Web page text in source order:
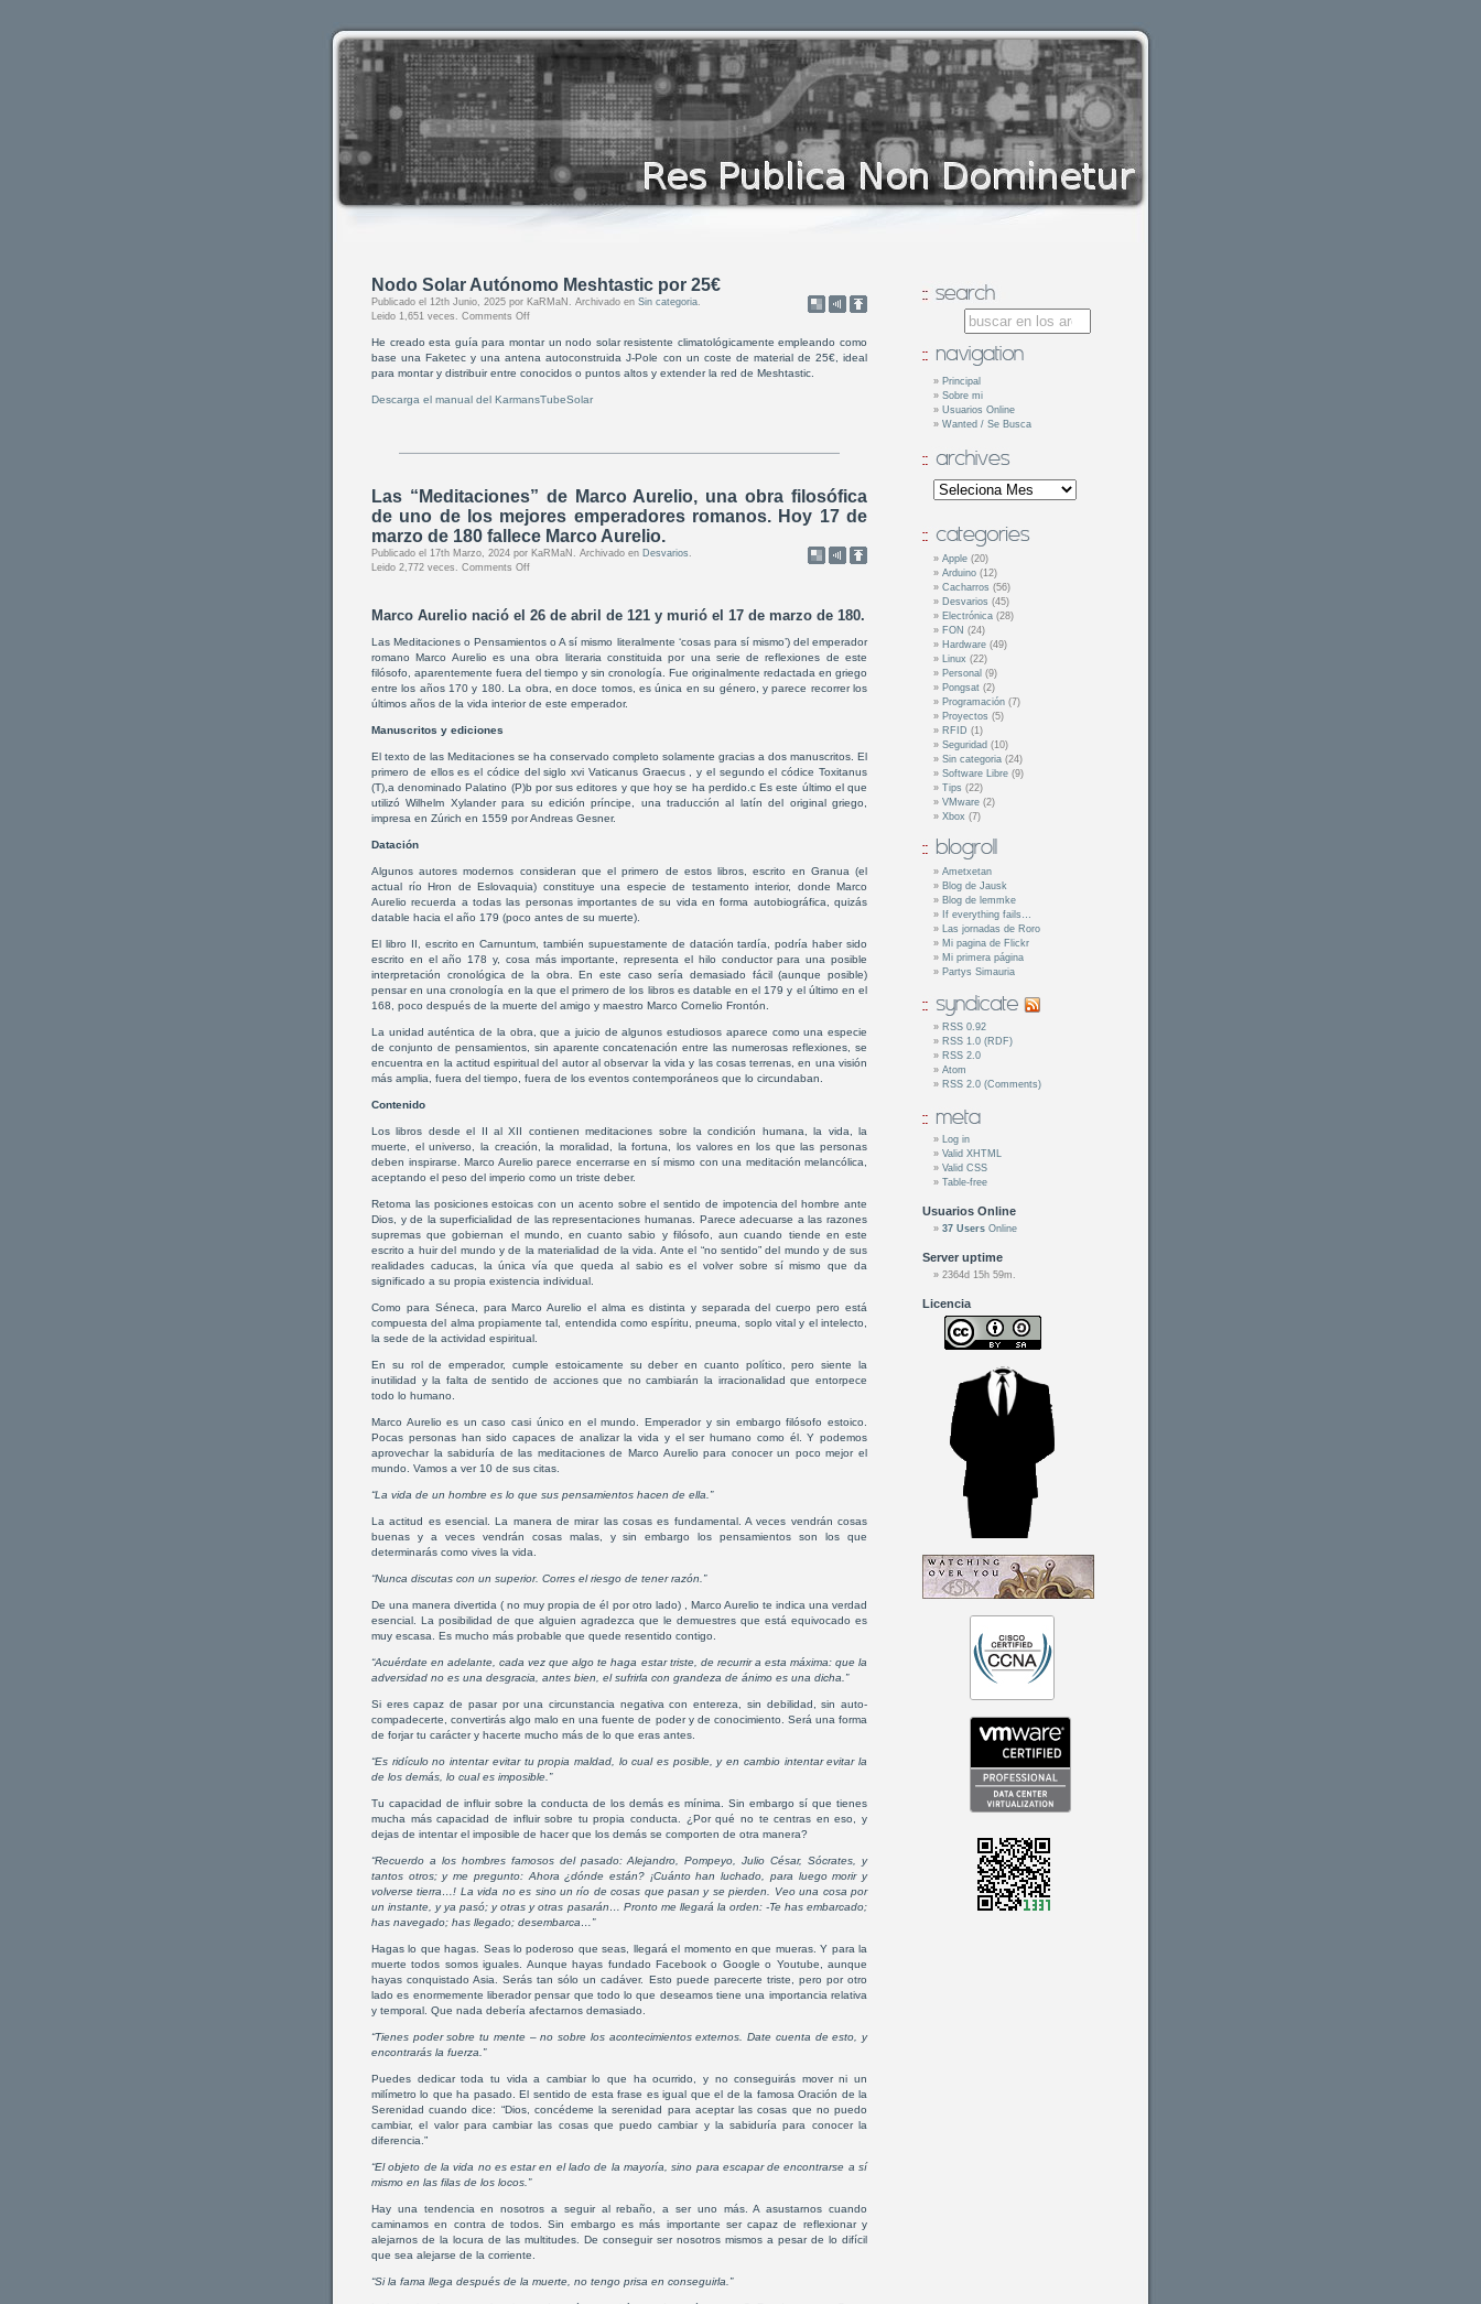
Nodo Solar Autónomo Meshtastic por 25€
Publicado el 12th Junio, 2025 por KaRMaN. Archivado en Sin categoria.
Leido 1,651 veces. Comments Off
He creado esta guía para montar un nodo solar resistente climatológicamente empleando como
base una Faketec y una antena autoconstruida J-Pole con un coste de material de 25€, ideal
para montar y distribuir entre conocidos o puntos altos y extender la red de Meshtastic.
Descarga el manual del KarmansTubeSolar
Las “Meditaciones” de Marco Aurelio, una obra filosófica
de uno de los mejores emperadores romanos. Hoy 17 de
marzo de 180 fallece Marco Aurelio.
Publicado el 17th Marzo, 2024 por KaRMaN. Archivado en Desvarios .
Leido 2,772 veces. Comments Off
Marco Aurelio nació el 26 de abril de 121 y murió el 17 de marzo de 180.
Las Meditaciones o Pensamientos o A sí mismo literalmente ‘cosas para sí mismo’) del emperador
romano Marco Aurelio es una obra literaria constituida por una serie de reflexiones de este
filósofo, aparentemente fuera del tiempo y sin cronología. Fue originalmente redactada en griego
entre los años 170 y 180. La obra, en doce tomos, es única en su género, y parece recorrer los
últimos años de la vida interior de este emperador.
Manuscritos y ediciones
El texto de las Meditaciones se ha conservado completo solamente gracias a dos manuscritos. El
primero de ellos es el códice del siglo xvi Vaticanus Graecus , y el segundo el códice Toxitanus
(T),a denominado Palatino (P)b por sus editores y que hoy se ha perdido.c Es este último el que
utilizó Wilhelm Xylander para su edición príncipe, una traducción al latín del original griego,
impresa en Zúrich en 1559 por Andreas Gesner.
Datación
Algunos autores modernos consideran que el primero de estos libros, escrito en Granua (el
actual río Hron de Eslovaquia) constituye una especie de testamento interior, donde Marco
Aurelio recuerda a todas las personas importantes de su vida en forma autobiográfica, quizás
datable hacia el año 179 (poco antes de su muerte).
El libro II, escrito en Carnuntum, también supuestamente de datación tardía, podría haber sido
escrito en el año 178 y, cosa más importante, representa el hilo conductor para una posible
interpretación cronológica de la obra. En este caso sería demasiado fácil (aunque posible)
pensar en una cronología en la que el primero de los libros es datable en el 179 y el último en el
168, poco después de la muerte del amigo y maestro Marco Cornelio Frontón.
La unidad auténtica de la obra, que a juicio de algunos estudiosos aparece como una especie
de conjunto de pensamientos, sin aparente concatenación entre las numerosas reflexiones, se
encuentra en la actitud espiritual del autor al observar la vida y las cosas terrenas, en una visión
más amplia, fuera del tiempo, fuera de los eventos contemporáneos que lo circundaban.
Contenido
Los libros desde el II al XII contienen meditaciones sobre la condición humana, la vida, la
muerte, el universo, la creación, la moralidad, la fortuna, los valores en los que las personas
deben inspirarse. Marco Aurelio parece encerrarse en sí mismo con una meditación melancólica,
aceptando el peso del imperio como un triste deber.
Retoma las posiciones estoicas con un acento sobre el sentido de impotencia del hombre ante
Dios, y de la superficialidad de las representaciones humanas. Parece adecuarse a las razones
supremas que gobiernan el mundo, en cuanto sabio y filósofo, aun cuando tiende en este
escrito a huir del mundo y de la materialidad de la vida. Ante el “no sentido” del mundo y de sus
realidades caducas, la única vía que queda al sabio es el volver sobre sí mismo que da
significado a su propia existencia individual.
Como para Séneca, para Marco Aurelio el alma es distinta y separada del cuerpo pero está
compuesta del alma propiamente tal, entendida como espíritu, pneuma, soplo vital y el intelecto,
la sede de la actividad espiritual.
En su rol de emperador, cumple estoicamente su deber en cuanto político, pero siente la
inutilidad y la falta de sentido de acciones que no cambiarán la irracionalidad que entorpece
todo lo humano.
Marco Aurelio es un caso casi único en el mundo. Emperador y sin embargo filósofo estoico.
Pocas personas han sido capaces de analizar la vida y el ser humano como él. Y podemos
aprovechar la sabiduría de las meditaciones de Marco Aurelio para conocer un poco mejor el
mundo. Vamos a ver 10 de sus citas.
“La vida de un hombre es lo que sus pensamientos hacen de ella.”
La actitud es esencial. La manera de mirar las cosas es fundamental. A veces vendrán cosas
buenas y a veces vendrán cosas malas, y sin embargo los pensamientos son los que
determinarás como vives la vida.
“Nunca discutas con un superior. Corres el riesgo de tener razón.”
De una manera divertida ( no muy propia de él por otro lado) , Marco Aurelio te indica una verdad
esencial. La posibilidad de que alguien agradezca que le demuestres que está equivocado es
muy escasa. Es mucho más probable que quede resentido contigo.
“Acuérdate en adelante, cada vez que algo te haga estar triste, de recurrir a esta máxima: que la
adversidad no es una desgracia, antes bien, el sufrirla con grandeza de ánimo es una dicha.”
Si eres capaz de pasar por una circunstancia negativa con entereza, sin debilidad, sin auto-
compadecerte, convertirás algo malo en una fuente de poder y de conocimiento. Será una forma
de forjar tu carácter y hacerte mucho más de lo que eras antes.
“Es ridículo no intentar evitar tu propia maldad, lo cual es posible, y en cambio intentar evitar la
de los demás, lo cual es imposible.”
Tu capacidad de influir sobre la conducta de los demás es mínima. Sin embargo sí que tienes
mucha más capacidad de influir sobre tu propia conducta. ¿Por qué no te centras en eso, y
dejas de intentar el imposible de hacer que los demás se comporten de otra manera?
“Recuerdo a los hombres famosos del pasado: Alejandro, Pompeyo, Julio César, Sócrates, y
tantos otros; y me pregunto: Ahora ¿dónde están? ¡Cuánto han luchado, para luego morir y
volverse tierra…! La vida no es sino un río de cosas que pasan y se pierden. Veo una cosa por
un instante, y ya pasó; y otras y otras pasarán… Pronto me llegará la orden: -Te has embarcado;
has navegado; has llegado; desembarca…”
Hagas lo que hagas. Seas lo poderoso que seas, llegará el momento en que mueras. Y para la
muerte todos somos iguales. Aunque hayas fundado Facebook o Google o Youtube, aunque
hayas conquistado Asia. Serás tan sólo un cadáver. Esto puede parecerte triste, pero por otro
lado es enormemente liberador pensar que todo lo que deseamos tiene una importancia relativa
y temporal. Que nada debería afectarnos demasiado.
“Tienes poder sobre tu mente – no sobre los acontecimientos externos. Date cuenta de esto, y
encontrarás la fuerza.”
Puedes dedicar toda tu vida a cambiar lo que ha ocurrido, y no conseguirás mover ni un
milímetro lo que ha pasado. El sentido de esta frase es igual que el de la famosa Oración de la
Serenidad cuando dice: “Dios, concédeme la serenidad para aceptar las cosas que no puedo
cambiar, el valor para cambiar las cosas que puedo cambiar y la sabiduría para conocer la
diferencia.”
“El objeto de la vida no es estar en el lado de la mayoría, sino para escapar de encontrarse a sí
mismo en las filas de los locos.”
Hay una tendencia en nosotros a seguir al rebaño, a ser uno más. A asustarnos cuando
caminamos en contra de todos. Sin embargo es más importante ser capaz de reflexionar y
alejarnos de la locura de las multitudes. De conseguir ser nosotros mismos a pesar de lo difícil
que sea alejarse de la corriente.
“Si la fama llega después de la muerte, no tengo prisa en conseguirla.”
Principal
Sobre mi
Usuarios Online
Wanted / Se Busca
Apple (20)
Arduino (12)
Cacharros (56)
Desvarios (45)
Electrónica (28)
FON (24)
Hardware (49)
Linux (22)
Personal (9)
Pongsat (2)
Programación (7)
Proyectos (5)
RFID (1)
Seguridad (10)
Sin categoria (24)
Software Libre (9)
Tips (22)
VMware (2)
Xbox (7)
Ametxetan
Blog de Jausk
Blog de lemmke
If everything fails…
Las jornadas de Roro
Mi pagina de Flickr
Mi primera página
Partys Simauria
RSS 0.92
RSS 1.0 (RDF)
RSS 2.0
Atom
RSS 2.0 (Comments)
Log in
Valid XHTML
Valid CSS
Table-free
Usuarios Online
37 Users Online
Server uptime
2364d 15h 59m.
Licencia